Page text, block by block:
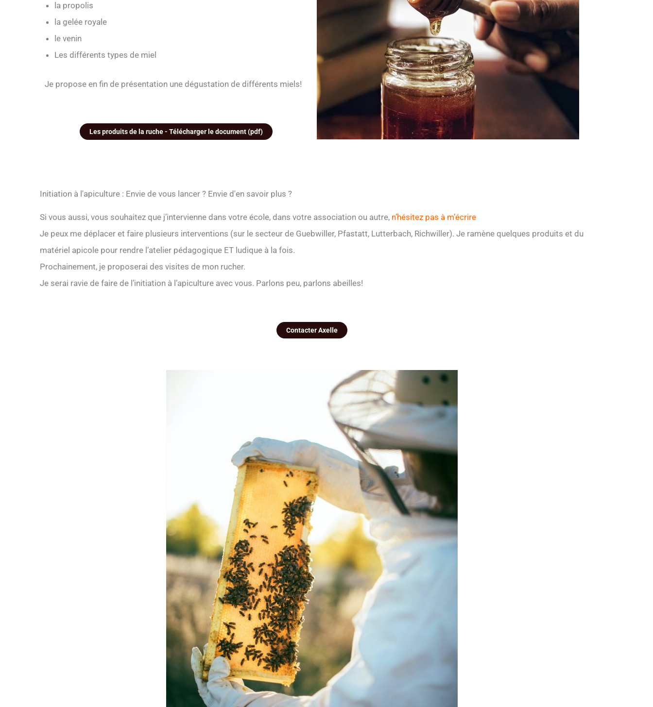
la propolis
la gelée royale
le venin
Les différents types de miel
Je propose en fin de présentation une dégustation de différents miels!
Les produits de la ruche - Télécharger le document (pdf)
Initiation à l'apiculture : Envie de vous lancer ? Envie d'en savoir plus ?
Si vous aussi, vous souhaitez que j’intervienne dans votre école, dans votre association ou autre, n’hésitez pas à m’écrire
Je peux me déplacer et faire plusieurs interventions (sur le secteur de Guebwiller, Pfastatt, Lutterbach, Richwiller). Je ramène quelques produits et du
matériel apicole pour rendre l’atelier pédagogique ET ludique à la fois.
Prochainement, je proposerai des visites de mon rucher.
Je serai ravie de faire de l’initiation à l’apiculture avec vous. Parlons peu, parlons abeilles!
Contacter Axelle